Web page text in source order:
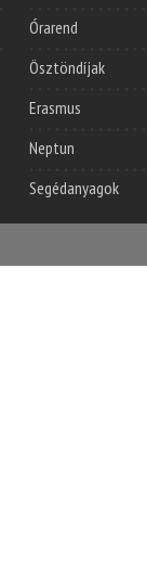
Órarend
Ösztöndíjak
Erasmus
Neptun
Segédanyagok